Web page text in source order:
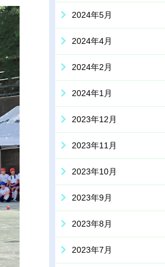
2024年5月
2024年4月
2024年2月
2024年1月
2023年12月
2023年11月
2023年10月
2023年9月
2023年8月
2023年7月